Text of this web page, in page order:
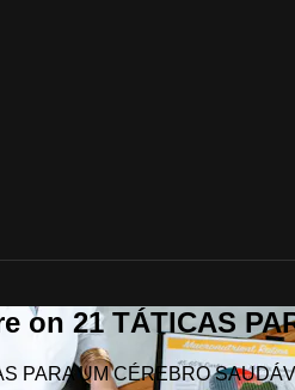
21 TÁTICAS
PARA UM CÉREBRO